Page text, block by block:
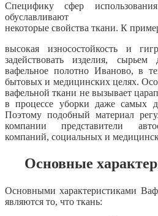
Специфику сфер
обуславливают
некоторые свойства ткани. К
высокая износостойкость и
задействовать изделия,
вафельное полотно Иваново,в
бытовых и медицинских целях.
вафельной ткани не вызывает
в процессе уборки даже самых
Поэтому подобный материал
компании представители
компаний, социальных и
Основные
Основными характеристиками
являются то, что ткань: